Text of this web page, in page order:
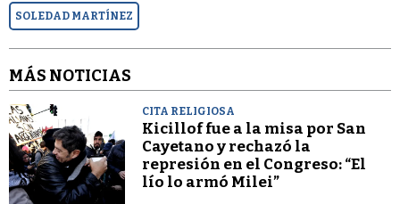
SOLEDAD MARTÍNEZ
MÁS NOTICIAS
CITA RELIGIOSA
Kicillof fue a la misa por San
Cayetano y rechazó la
represión en el Congreso: “El
lío lo armó Milei”